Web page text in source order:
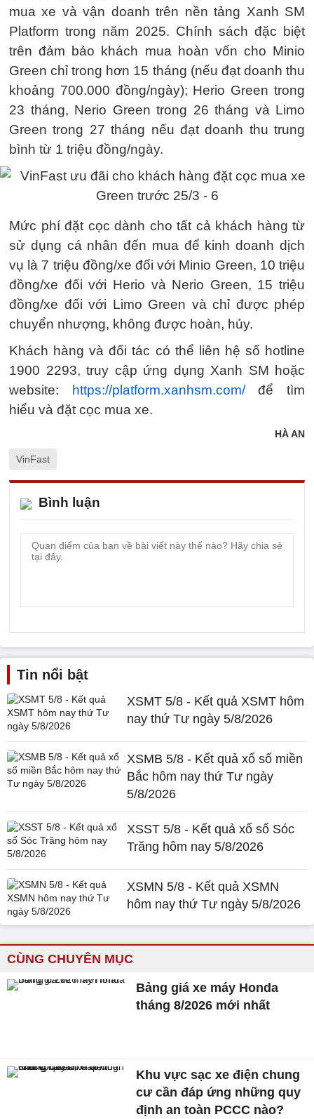
mua xe và vận doanh trên nền tảng Xanh SM
Platform trong năm 2025. Chính sách đặc biệt
trên đảm bảo khách mua hoàn vốn cho Minio
Green chỉ trong hơn 15 tháng (nếu đạt doanh thu
khoảng 700.000 đồng/ngày); Herio Green trong
23 tháng, Nerio Green trong 26 tháng và Limo
Green trong 27 tháng nếu đạt doanh thu trung
bình từ 1 triệu đồng/ngày.
Mức phí đặt cọc dành cho tất cả khách hàng từ
sử dụng cá nhân đến mua để kinh doanh dịch
vụ là 7 triệu đồng/xe đối với Minio Green, 10 triệu
đồng/xe đối với Herio và Nerio Green, 15 triệu
đồng/xe đối với Limo Green và chỉ được phép
chuyển nhượng, không được hoàn, hủy.
Khách hàng và đối tác có thể liên hệ số hotline
1900 2293, truy cập ứng dụng Xanh SM hoặc
website:
https://platform.xanhsm.com/để tìm
hiểu và đặt cọc mua xe.
HÀ AN
VinFast
Bình luận
Tin nổi bật
XSMT 5/8 - Kết quả XSMT hôm
nay thứ Tư ngày 5/8/2026
XSMB 5/8 - Kết quả xổ số miền
Bắc hôm nay thứ Tư ngày
5/8/2026
XSST 5/8 - Kết quả xổ số Sóc
Trăng hôm nay 5/8/2026
XSMN 5/8 - Kết quả XSMN
hôm nay thứ Tư ngày 5/8/2026
CÙNG CHUYÊN MỤC
Bảng giá xe máy Honda
tháng 8/2026 mới nhất
Khu vực sạc xe điện chung
cư cần đáp ứng những quy
định an toàn PCCC nào?